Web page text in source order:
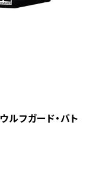
フガード・バト